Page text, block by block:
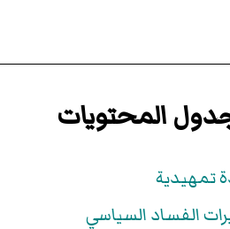
المحتويات
تمهيدية
الفساد السياسي